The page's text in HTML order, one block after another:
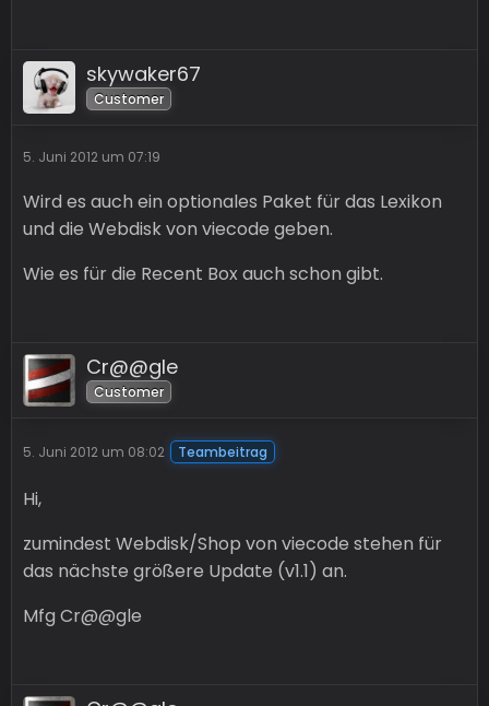
skywaker67
Customer
5. Juni 2012 um 07:19
Wird es auch ein optionales Paket für das Lexikon
und die Webdisk von viecode geben.
Wie es für die Recent Box auch schon gibt.
Cr@@gle
Customer
5. Juni 2012 um 08:02 Teambeitrag
Hi,
zumindest Webdisk/Shop von viecode stehen für
das nächste größere Update (v1.1) an.
Mfg Cr@@gle